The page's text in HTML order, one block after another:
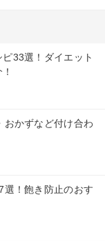
33選！ダイエット
おかずなど付け合わ
選！飽き防止のおす